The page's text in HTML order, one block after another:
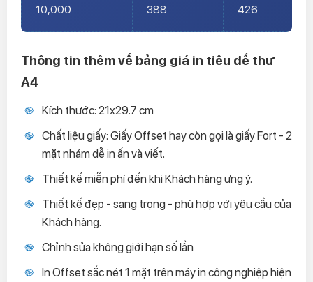
10,000 388 426
Thông tin thêm về bảng giá in tiêu đề thư
A4
Kích thước: 21x29.7 cm
Chất liệu giấy: Giấy Offset hay còn gọi là giấy Fort - 2
mặt nhám dễ in ấn và viết.
Thiết kế miễn phí đến khi Khách hàng ưng ý.
Thiết kế đẹp - sang trọng - phù hợp với yêu cầu của
Khách hàng.
Chỉnh sửa không giới hạn số lần
In Offset sắc nét 1 mặt trên máy in công nghiệp hiện